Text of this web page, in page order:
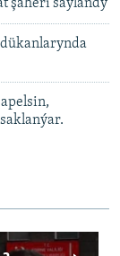
şäheri saýlandy